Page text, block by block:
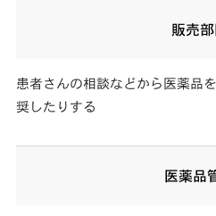
販売部
患者さんの相談などから医薬品
奨したりする
医薬品